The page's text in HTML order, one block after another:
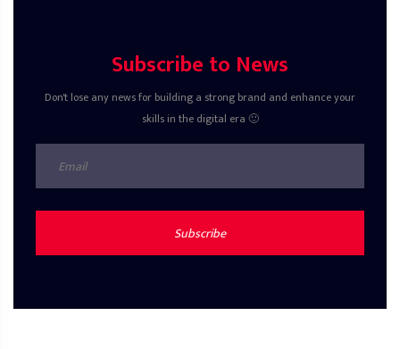
Subscribe to News
Don't lose any news for building a strong brand and enhance your
skills in the digital era 🙂
Subscribe